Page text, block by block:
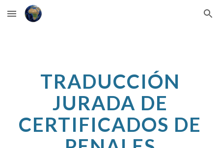
Skip to main content Skip to navigation
TRADUCCIÓN
JURADA DE
CERTIFICADOS DE